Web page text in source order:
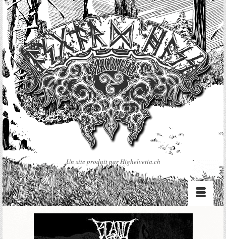
Un site produit par Highelvetia.ch